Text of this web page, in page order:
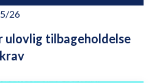
26
ulovlig tilbageholdelse